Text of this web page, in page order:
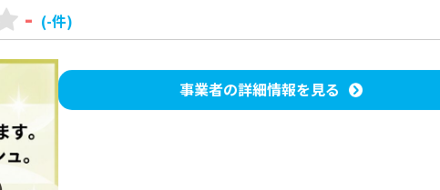
- (-件)
事業者の詳細情報を見る